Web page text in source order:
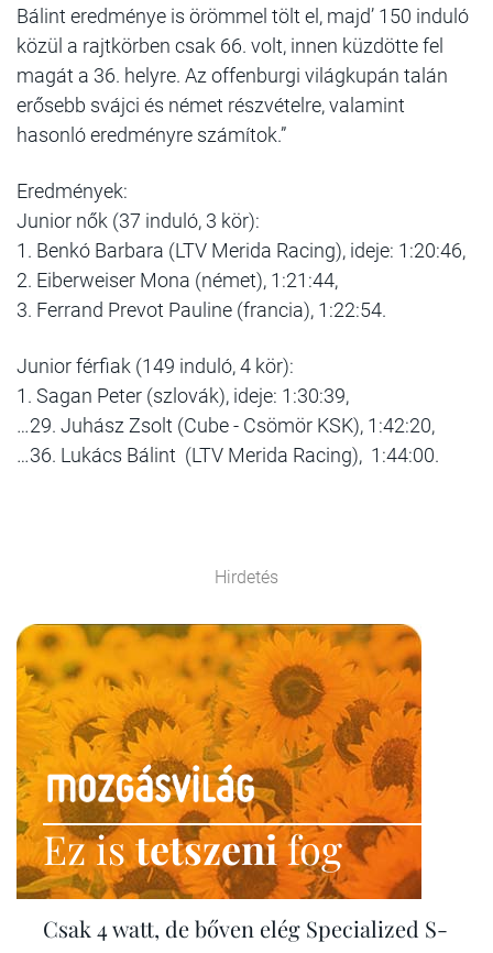
Bálint eredménye is örömmel tölt el, majd’ 150 induló
közül a rajtkörben csak 66. volt, innen küzdötte fel
magát a 36. helyre. Az offenburgi világkupán talán
erősebb svájci és német részvételre, valamint
hasonló eredményre számítok.”
Eredmények:
Junior nők (37 induló, 3 kör):
1. Benkó Barbara (LTV Merida Racing), ideje: 1:20:46,
2. Eiberweiser Mona (német), 1:21:44,
3. Ferrand Prevot Pauline (francia), 1:22:54.
Junior férfiak (149 induló, 4 kör):
1. Sagan Peter (szlovák), ideje: 1:30:39,
…29. Juhász Zsolt (Cube - Csömör KSK), 1:42:20,
…36. Lukács Bálint (LTV Merida Racing), 1:44:00.
Hirdetés
Ez istetszenifog
Csak 4 watt, de bőven elég Specialized S-